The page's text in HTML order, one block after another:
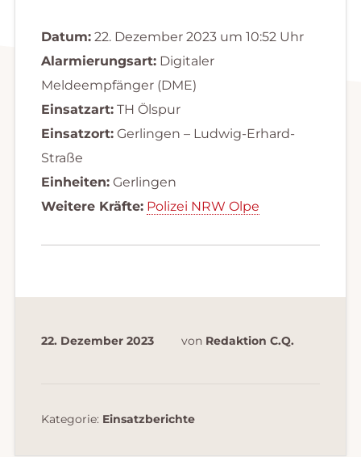
Datum:22. Dezember 2023 um 10:52 Uhr
Alarmierungsart:Digitaler
Meldeempfänger (DME)
Einsatzart:TH Ölspur
Einsatzort:Gerlingen – Ludwig-Erhard-
Straße
Einheiten:Gerlingen
Weitere Kräfte: Polizei NRW Olpe
22. Dezember 2023 von Redaktion C.Q.
Kategorie: Einsatzberichte